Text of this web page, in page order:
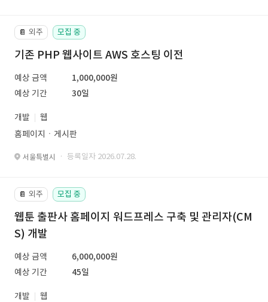
📔 외주 모집 중
기존 PHP 웹사이트 AWS 호스팅 이전
예상 금액
1,000,000원
예상 기간
30일
개발
웹
홈페이지ㆍ게시판
서울특별시 · 등록일자 2026.07.28.
📔 외주 모집 중
웹툰 출판사 홈페이지 워드프레스 구축 및 관리자(CM
S) 개발
예상 금액
6,000,000원
예상 기간
45일
개발
웹